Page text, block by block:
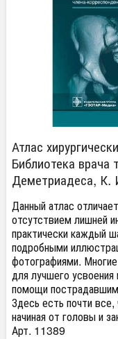
Атлас
Библиотека
Деметриадеса,
Данный атлас
отсутствием лишней
практически каждый
подробными
фотографиями. Многие
для лучшего усвоения
помощи
Здесь есть почти
начиная от головы и
Арт. 11389